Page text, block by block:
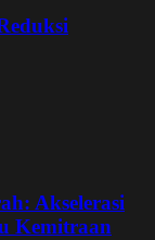
Akselerasi
Kemitraan